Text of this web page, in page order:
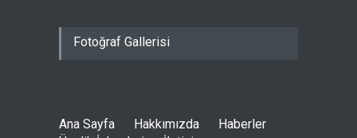
DEMOKRASİ VE MİLLÎ BİRLİK
GENEL DENETLEME
Fotoğraf Gallerisi
Ana Sayfa Hakkımızda
Haberler